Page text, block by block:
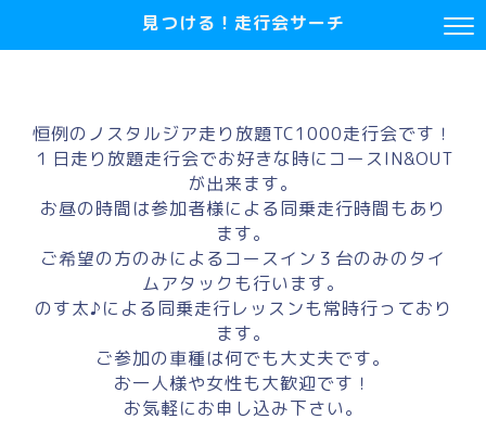
見つける！走行会サーチ
恒例のノスタルジア走り放題TC1000走行会です！
１日走り放題走行会でお好きな時にコースIN&OUT
が出来ます。
お昼の時間は参加者様による同乗走行時間もあり
ます。
ご希望の方のみによるコースイン３台のみのタイ
ムアタックも行います。
のす太♪による同乗走行レッスンも常時行っており
ます。
ご参加の車種は何でも大丈夫です。
お一人様や女性も大歓迎です！
お気軽にお申し込み下さい。